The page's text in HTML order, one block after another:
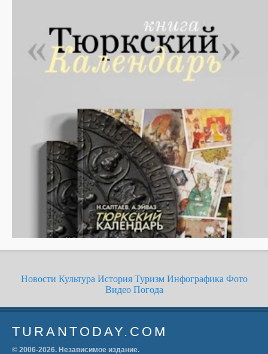
Новости Культура История Туризм Инфографика Фото
Видео Погода
TURANTODAY.COM
© 2006-2026. Независимое издание.